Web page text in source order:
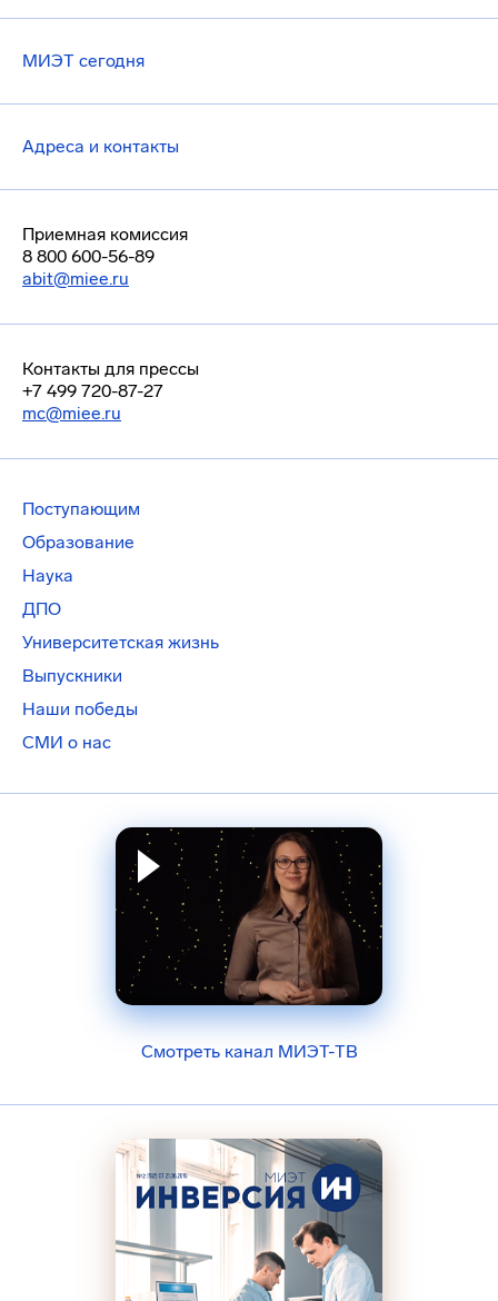
МИЭТ сегодня
Адреса и контакты
Приемная комиссия
8 800 600-56-89
abit@miee.ru
Контакты для прессы
+7 499 720-87-27
mc@miee.ru
Поступающим
Образование
Наука
ДПО
Университетская жизнь
Выпускники
Наши победы
СМИ о нас
Смотреть канал МИЭТ-ТВ